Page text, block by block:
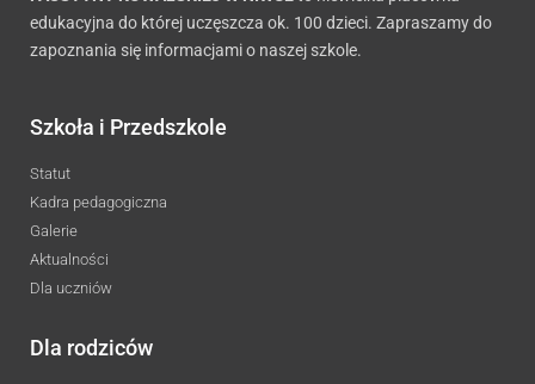
edukacyjna do której uczęszcza ok. 100 dzieci. Zapraszamy do
zapoznania się informacjami o naszej szkole.
Szkoła i Przedszkole
Statut
Kadra pedagogiczna
Galerie
Aktualności
Dla uczniów
Dla rodziców